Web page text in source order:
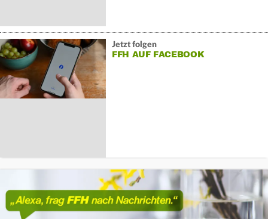
Jetzt folgen
FFH AUF FACEBOOK